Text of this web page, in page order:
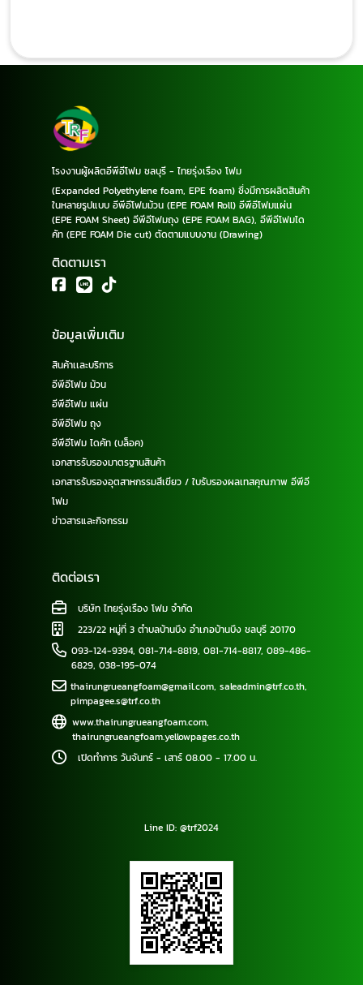
โรงงานผู้ผลิตอีพีอีโฟม ชลบุรี - ไทยรุ่งเรือง โฟม
(Expanded Polyethylene foam, EPE foam) ซึ่งมีการผลิตสินค้า
ในหลายรูปแบบ อีพีอีโฟมม้วน (EPE FOAM Roll) อีพีอีโฟมแผ่น
(EPE FOAM Sheet) อีพีอีโฟมถุง (EPE FOAM BAG), อีพีอีโฟมได
คัท (EPE FOAM Die cut) ตัดตามแบบงาน (Drawing)
ติดตามเรา
ข้อมูลเพิ่มเติม
สินค้าเเละบริการ
อีพีอีโฟม ม้วน
อีพีอีโฟม แผ่น
อีพีอีโฟม ถุง
อีพีอีโฟม ไดคัท (บล็อค)
เอกสารรับรองมาตรฐานสินค้า
เอกสารรับรองอุตสาหกรรมสีเขียว / ใบรับรองผลเทสคุณภาพ อีพีอี
โฟม
ข่าวสารและกิจกรรม
ติดต่อเรา
บริษัท ไทยรุ่งเรือง โฟม จำกัด
223/22 หมู่ที่ 3 ตำบลบ้านบึง อำเภอบ้านบึง ชลบุรี 20170
093-124-9394, 081-714-8819, 081-714-8817, 089-486-
6829, 038-195-074
thairungrueangfoam@gmail.com,saleadmin@trf.co.th,
pimpagee.s@trf.co.th
www.thairungrueangfoam.com,
thairungrueangfoam.yellowpages.co.th
เปิดทำการ วันจันทร์ - เสาร์ 08.00 - 17.00 น.
Line ID: @trf2024